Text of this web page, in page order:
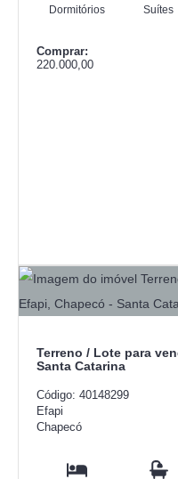
Dormitórios
Suítes
Comprar:
220.000,00
Terreno / Lote para
Santa Catarina
Código: 40148299
Efapi
Chapecó